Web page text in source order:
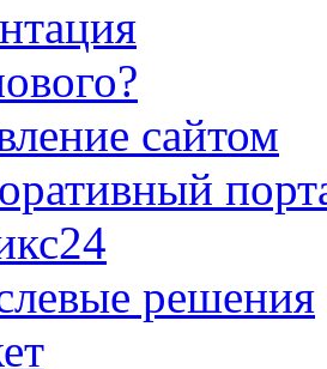
сайтом
решения